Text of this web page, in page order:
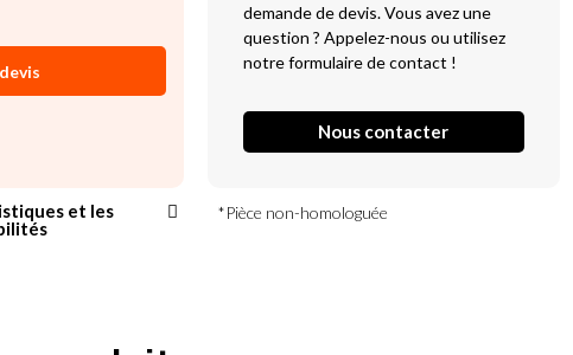
demande de devis. Vous avez une
question ? Appelez-nous ou utilisez
notre formulaire de contact !
Nous contacter
et les
*Pièce non-homologuée